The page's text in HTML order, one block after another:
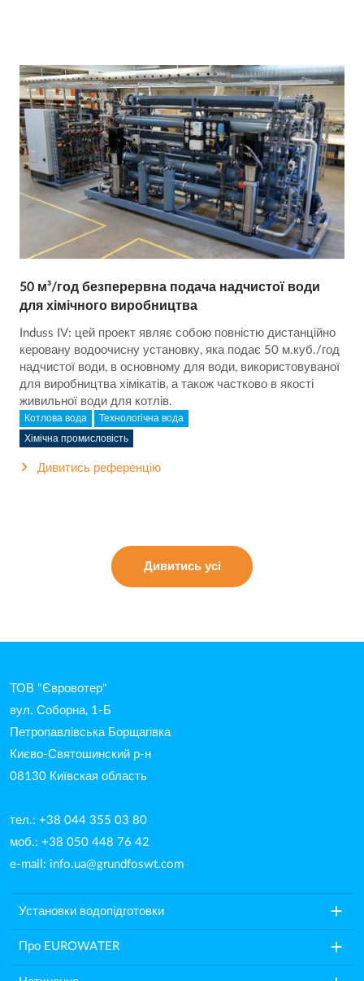
50 м³/год безперервна подача надчистої води
для хімічного виробництва
Induss IV: цей проект являє собою повністю дистанційно
керовану водоочисну установку, яка подає 50 м.куб./год
надчистої води, в основному для води, використовуваної
для виробництва хімікатів, а також частково в якості
живильної води для котлів.
Котлова вода Технологічна вода
Хімічна промисловість
Дивитись референцію
Дивитись усі
ТОВ "Євровотер"
вул. Соборна, 1-Б
Петропавлівська Борщагівка
Києво-Святошинский р-н
08130 Київская область
тел.: +38 044 355 03 80
моб.: +38 050 448 76 42
e-mail: info.ua@grundfoswt.com
Установки водопідготовки add
Про EUROWATER add